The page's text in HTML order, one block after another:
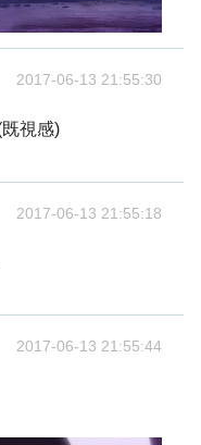
2017-06-13 21:55:30
視感)
2017-06-13 21:55:18
2017-06-13 21:55:44